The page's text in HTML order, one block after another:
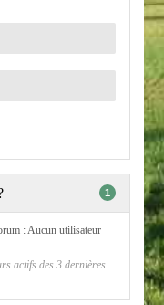
1
: Aucun utilisateur
actifs des 3 dernières